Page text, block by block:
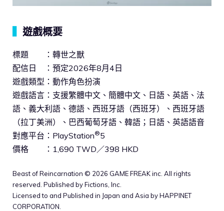
遊戲概要
標題 ：轉世之獸
配信日 ：預定2026年8月4日
遊戲類型：動作角色扮演
遊戲語言：支援繁體中文、簡體中文、日語、英語、法
語、義大利語、德語、西班牙語（西班牙）、西班牙語
（拉丁美洲）、巴西葡萄牙語、韓語；日語、英語語音
對應平台：PlayStation®5
價格 ：1,690 TWD／398 HKD
Beast of Reincarnation © 2026 GAME FREAK inc. All rights
reserved. Published by Fictions, Inc.
Licensed to and Published in Japan and Asia by HAPPINET
CORPORATION.